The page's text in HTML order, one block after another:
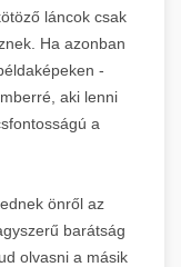
láncok csak
Ha azonban
-
aki lenni
a
önről az
barátság
olvasni a másik